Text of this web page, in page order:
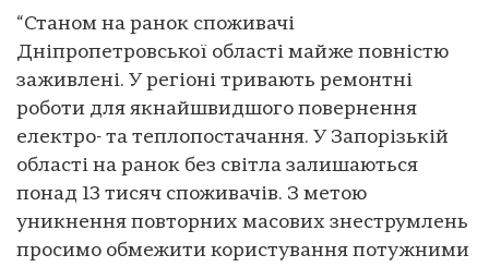
“Станом на ранок споживачі
Дніпропетровської області майже повністю
заживлені. У регіоні тривають ремонтні
роботи для якнайшвидшого повернення
електро- та теплопостачання. У Запорізькій
області на ранок без світла залишаються
понад 13 тисяч споживачів. З метою
уникнення повторних масових знеструмлень
просимо обмежити користування потужними